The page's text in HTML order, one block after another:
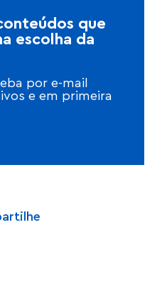
que
escolha da
por e-mail
e em primeira